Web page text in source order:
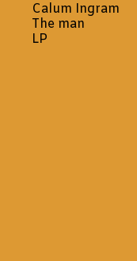
Calum Ingram
The man
LP